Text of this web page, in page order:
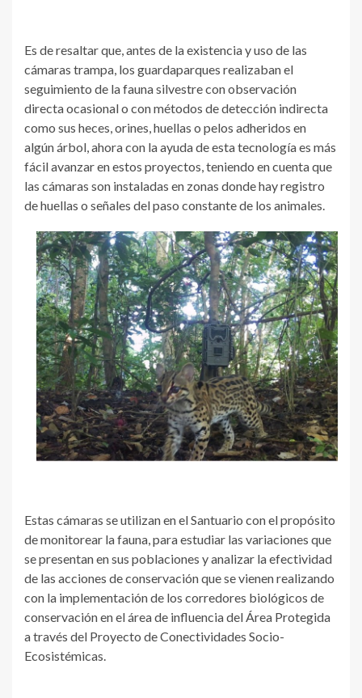
Es de resaltar que, antes de la existencia y uso de las
cámaras trampa, los guardaparques realizaban el
seguimiento de la fauna silvestre con observación
directa ocasional o con métodos de detección indirecta
como sus heces, orines, huellas o pelos adheridos en
algún árbol, ahora con la ayuda de esta tecnología es más
fácil avanzar en estos proyectos, teniendo en cuenta que
las cámaras son instaladas en zonas donde hay registro
de huellas o señales del paso constante de los animales.
Estas cámaras se utilizan en el Santuario con el propósito
de monitorear la fauna, para estudiar las variaciones que
se presentan en sus poblaciones y analizar la efectividad
de las acciones de conservación que se vienen realizando
con la implementación de los corredores biológicos de
conservación en el área de influencia del Área Protegida
a través del Proyecto de Conectividades Socio-
Ecosistémicas.